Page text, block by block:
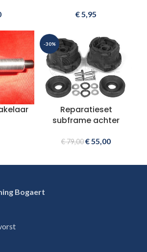
€5,95
-30%
Reparatieset
subframe achter
€79,00€55,00
Bogaert